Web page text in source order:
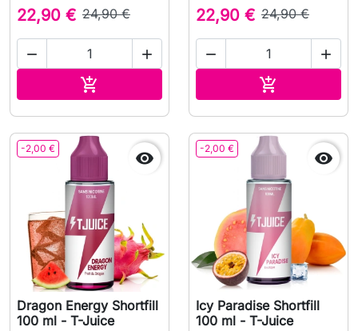
22,90 € 24,90 €
 

22,90 € 24,90 €
 

-2,00 € 
Dragon Energy Shortfill
100 ml - T-Juice
-2,00 € 
Icy Paradise Shortfill
100 ml - T-Juice